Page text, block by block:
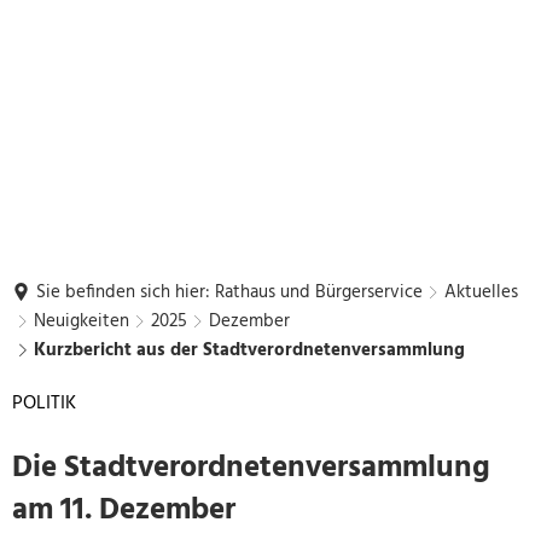
Sie befinden sich hier: Rathaus und Bürgerservice
Aktuelles
Neuigkeiten
2025
Dezember
Kurzbericht aus der Stadtverordnetenversammlung
POLITIK
Die Stadtverordnetenversammlung
am 11. Dezember